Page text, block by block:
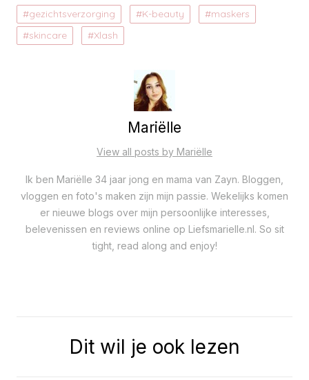
gezichtsverzorging K-beauty
maskers
skincare
Xlash
Mariëlle
View all posts by Mariëlle
Ik ben Mariëlle 34 jaar jong en mama van Zayn. Bloggen,
vloggen en foto's maken zijn mijn passie. Wekelijks komen
er nieuwe blogs over mijn persoonlijke interesses,
belevenissen en reviews online op Liefsmarielle.nl. So sit
tight, read along and enjoy!
Dit wil je ook lezen